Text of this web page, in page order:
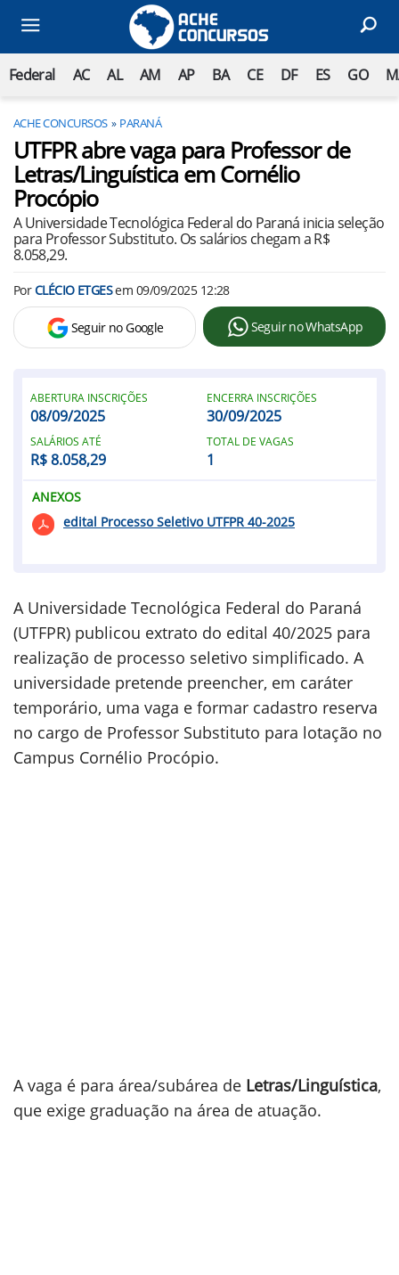
Federal AC AL AM AP BA CE DF ES GO
ACHE CONCURSOS PARANÁ
UTFPR abre vaga para Professor de
Letras/Linguística em Cornélio
Procópio
A Universidade Tecnológica Federal do Paraná inicia seleção
para Professor Substituto. Os salários chegam a R$
8.058,29.
PorCLÉCIO ETGESem 09/09/2025 12:28
Seguir no Google Seguir no WhatsApp
A Universidade Tecnológica Federal do Paraná
(UTFPR) publicou extrato do edital 40/2025 para
realização de processo seletivo simplificado. A
universidade pretende preencher, em caráter
temporário, uma vaga e formar cadastro reserva
no cargo de Professor Substituto para lotação no
Campus Cornélio Procópio.
ABERTURA INSCRIÇÕES
08/09/2025
ENCERRA INSCRIÇÕES
30/09/2025
SALÁRIOS ATÉ
R$ 8.058,29
TOTAL DE VAGAS
1
ANEXOS
edital Processo Seletivo UTFPR 40-2025
A vaga é para área/subárea de Letras/Linguística,
que exige graduação na área de atuação.